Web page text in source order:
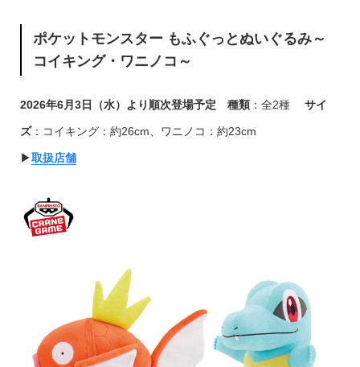
ポケットモンスター もふぐっとぬいぐるみ～
コイキング・ワニノコ～
2026年6月3日（水）より順次登場予定 種類：全2種 サイ
ズ：コイキング：約26cm、ワニノコ：約23cm
▶︎取扱店舗